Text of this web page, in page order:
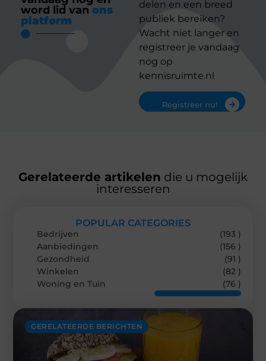
word lid van ons
platform
delen en een breed
publiek bereiken?
Wacht niet langer en
registreer je vandaag
nog op
kennisruimte.nl
Registreer nu!
Gerelateerde artikelen die u mogelijk
interesseren
GERELATEERDE BERICHTEN
POPULAR CATEGORIES
Bedrijven
(193 )
Aanbiedingen
(156 )
Gezondheid
(91 )
Winkelen
(82 )
Woning en Tuin
(76 )